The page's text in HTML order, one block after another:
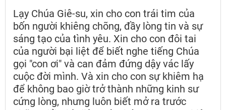
Lạy Chúa Giê-su, xin cho con trái tim của
bốn người khiêng chõng, đầy lòng tin và sự
sáng tạo của tình yêu. Xin cho con đôi tai
của người bại liệt để biết nghe tiếng Chúa
gọi "con ơi" và can đảm đứng dậy vác lấy
cuộc đời mình. Và xin cho con sự khiêm hạ
để không bao giờ trở thành những kinh sư
cứng lòng, nhưng luôn biết mở ra trước